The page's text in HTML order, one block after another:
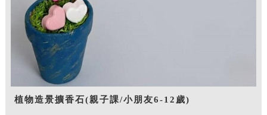
植物造景擴香石(親子課/小朋友6-12歲)